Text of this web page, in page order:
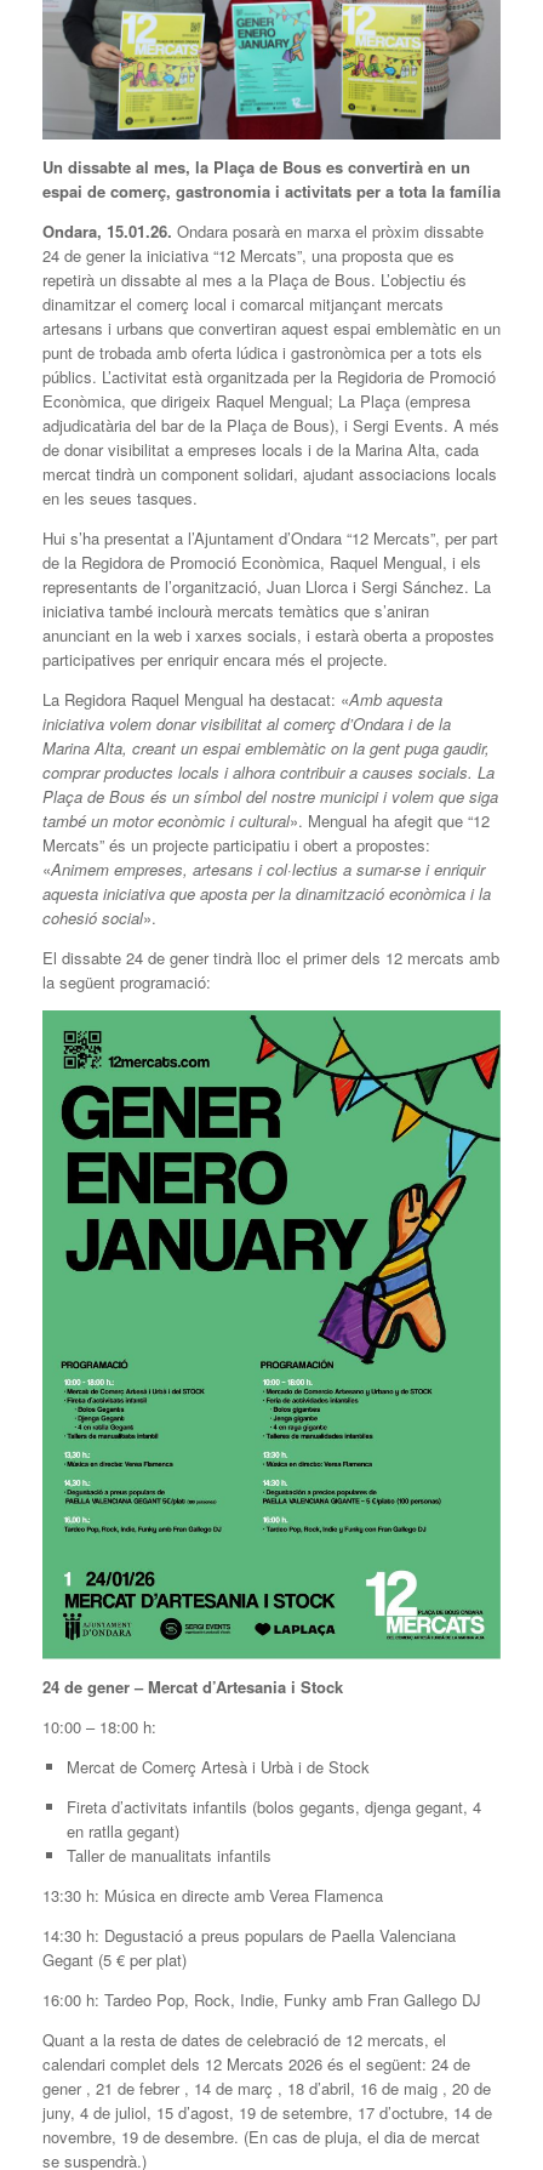
Un dissabte al mes, la Plaça de Bous es convertirà en un
espai de comerç, gastronomia i activitats per a tota la família
Ondara, 15.01.26. Ondara posarà en marxa el pròxim dissabte
24 de gener la iniciativa “12 Mercats”, una proposta que es
repetirà un dissabte al mes a la Plaça de Bous. L’objectiu és
dinamitzar el comerç local i comarcal mitjançant mercats
artesans i urbans que convertiran aquest espai emblemàtic en un
punt de trobada amb oferta lúdica i gastronòmica per a tots els
públics. L’activitat està organitzada per la Regidoria de Promoció
Econòmica, que dirigeix Raquel Mengual; La Plaça (empresa
adjudicatària del bar de la Plaça de Bous), i Sergi Events. A més
de donar visibilitat a empreses locals i de la Marina Alta, cada
mercat tindrà un component solidari, ajudant associacions locals
en les seues tasques.
Hui s’ha presentat a l’Ajuntament d’Ondara “12 Mercats”, per part
de la Regidora de Promoció Econòmica, Raquel Mengual, i els
representants de l’organització, Juan Llorca i Sergi Sánchez. La
iniciativa també inclourà mercats temàtics que s’aniran
anunciant en la web i xarxes socials, i estarà oberta a propostes
participatives per enriquir encara més el projecte.
La Regidora Raquel Mengual ha destacat: «Amb aquesta
iniciativa volem donar visibilitat al comerç d’Ondara i de la
Marina Alta, creant un espai emblemàtic on la gent puga gaudir,
comprar productes locals i alhora contribuir a causes socials. La
Plaça de Bous és un símbol del nostre municipi i volem que siga
també un motor econòmic i cultural». Mengual ha afegit que “12
Mercats” és un projecte participatiu i obert a propostes:
«Animem empreses, artesans i col·lectius a sumar-se i enriquir
aquesta iniciativa que aposta per la dinamització econòmica i la
cohesió social».
El dissabte 24 de gener tindrà lloc el primer dels 12 mercats amb
la següent programació:
24 de gener – Mercat d’Artesania i Stock
10:00 – 18:00 h:
Mercat de Comerç Artesà i Urbà i de Stock
Fireta d’activitats infantils (bolos gegants, djenga gegant, 4
en ratlla gegant)
Taller de manualitats infantils
13:30 h: Música en directe amb Verea Flamenca
14:30 h: Degustació a preus populars de Paella Valenciana
Gegant (5 € per plat)
16:00 h: Tardeo Pop, Rock, Indie, Funky amb Fran Gallego DJ
Quant a la resta de dates de celebració de 12 mercats, el
calendari complet dels 12 Mercats 2026 és el següent: 24 de
gener , 21 de febrer , 14 de març , 18 d’abril, 16 de maig , 20 de
juny, 4 de juliol, 15 d’agost, 19 de setembre, 17 d’octubre, 14 de
novembre, 19 de desembre. (En cas de pluja, el dia de mercat
se suspendrà.)